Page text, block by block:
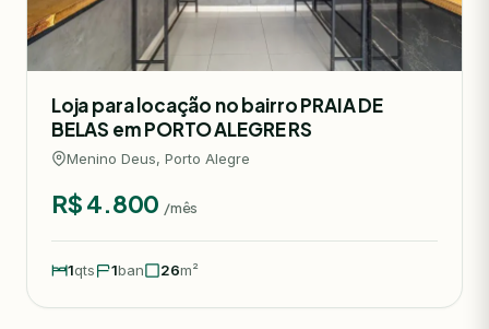
Loja para locação no bairro PRAIA DE
BELAS em PORTO ALEGRE RS
Menino Deus, Porto Alegre
R$ 4.800 /mês
1qts 1ban 26m²